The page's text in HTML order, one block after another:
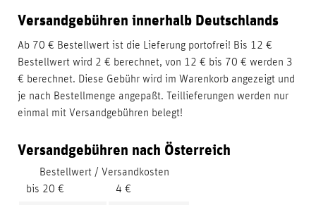
Versandgebühren innerhalb Deutschlands
Ab 70 € Bestellwert ist die Lieferung portofrei! Bis 12 €
Bestellwert wird 2 € berechnet, von 12 € bis 70 € werden 3
€ berechnet. Diese Gebühr wird im Warenkorb angezeigt und
je nach Bestellmenge angepaßt. Teillieferungen werden nur
einmal mit Versandgebühren belegt!
Versandgebühren nach Österreich
Bestellwert / Versandkosten
bis 20 €
4 €